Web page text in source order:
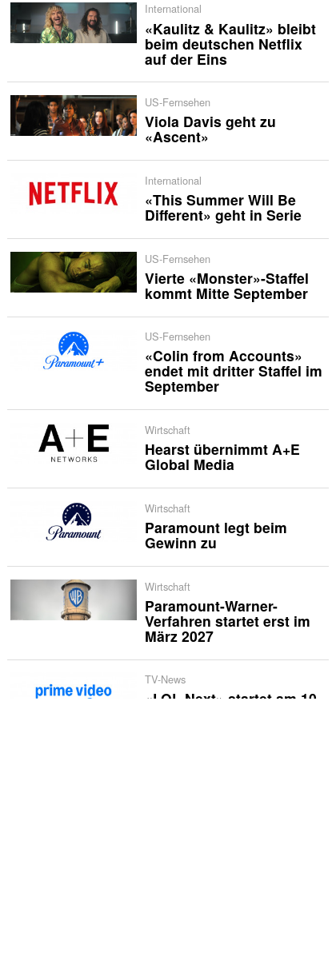
International
«Kaulitz & Kaulitz» bleibt
beim deutschen Netflix
auf der Eins
US-Fernsehen
Viola Davis geht zu
«Ascent»
International
«This Summer Will Be
Different» geht in Serie
US-Fernsehen
Vierte «Monster»-Staffel
kommt Mitte September
US-Fernsehen
«Colin from Accounts»
endet mit dritter Staffel im
September
Wirtschaft
Hearst übernimmt A+E
Global Media
Wirtschaft
Paramount legt beim
Gewinn zu
Wirtschaft
Paramount-Warner-
Verfahren startet erst im
März 2027
TV-News
«LOL Next» startet am 10.